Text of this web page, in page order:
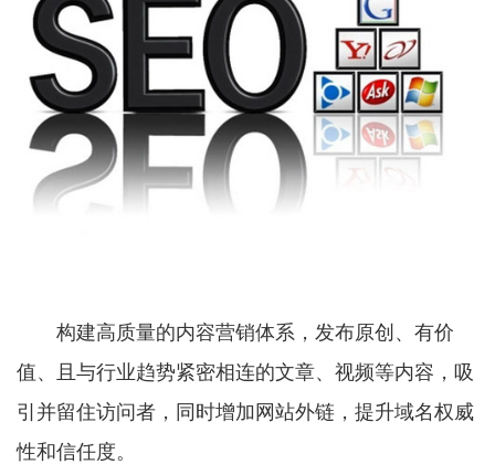
构建高质量的内容营销体系，发布原创、有价
值、且与行业趋势紧密相连的文章、视频等内容，吸
引并留住访问者，同时增加网站外链，提升域名权威
性和信任度。